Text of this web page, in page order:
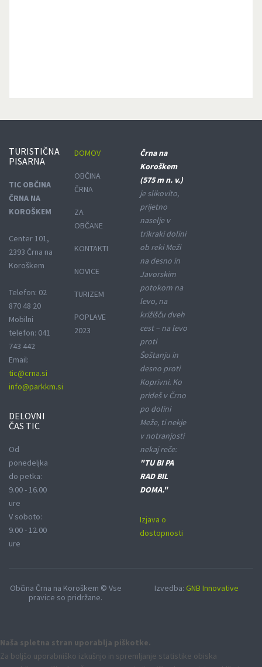
TURISTIČNA
PISARNA
TIC OBČINA
ČRNA NA
KOROŠKEM
Center 101,
2393 Črna na
Koroškem
Telefon: 02
870 48 20
Mobilni
telefon: 041
743 442
Email:
tic@crna.si
info@parkkm.si
DELOVNI
ČAS TIC
Od
ponedeljka
do petka:
9.00 - 16.00
ure
V soboto:
9.00 - 12.00
ure
DOMOV
OBČINA
ČRNA
ZA
OBČANE
KONTAKTI
NOVICE
TURIZEM
POPLAVE
2023
Črna na
Koroškem
(575 m n. v.)
je slikovito,
prijetno
naselje v
trikraki dolini
ob reki Meži
na desno in
Javorskim
potokom na
levo, na
križišču dveh
cest – na levo
proti
Šoštanju in
desno proti
Koprivni. Ko
prideš v Črno
po dolini
Meže, ti nekje
v notranjosti
nekaj reče:
"TU BI PA
RAD BIL
DOMA."
Izjava o
dostopnosti
Občina Črna na Koroškem © Vse
pravice so pridržane.
Izvedba: GNB Innovative
Naša spletna stran uporablja piškotke.
Za boljšo uporabniško izkušnjo in spremljanje statistike obiska